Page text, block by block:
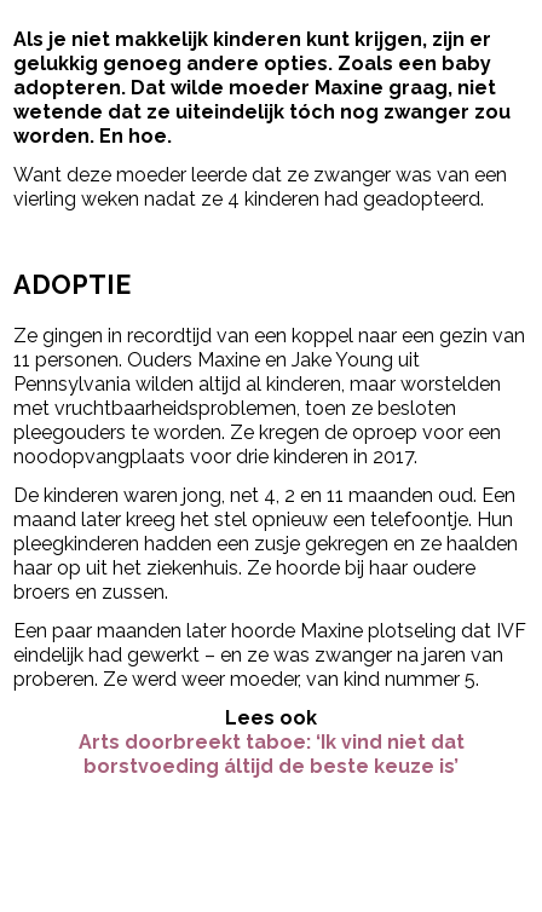
Als je niet makkelijk kinderen kunt krijgen, zijn er
gelukkig genoeg andere opties. Zoals een baby
adopteren. Dat wilde moeder Maxine graag, niet
wetende dat ze uiteindelijk tóch nog zwanger zou
worden. En hoe.
Want deze moeder leerde dat ze zwanger was van een
vierling weken nadat ze 4 kinderen had geadopteerd.
ADOPTIE
Ze gingen in recordtijd van een koppel naar een gezin van
11 personen. Ouders Maxine en Jake Young uit
Pennsylvania wilden altijd al kinderen, maar worstelden
met vruchtbaarheidsproblemen, toen ze besloten
pleegouders te worden. Ze kregen de oproep voor een
noodopvangplaats voor drie kinderen in 2017.
De kinderen waren jong, net 4, 2 en 11 maanden oud. Een
maand later kreeg het stel opnieuw een telefoontje. Hun
pleegkinderen hadden een zusje gekregen en ze haalden
haar op uit het ziekenhuis. Ze hoorde bij haar oudere
broers en zussen.
Een paar maanden later hoorde Maxine plotseling dat IVF
eindelijk had gewerkt – en ze was zwanger na jaren van
proberen. Ze werd weer moeder, van kind nummer 5.
Lees ook
Arts doorbreekt taboe: ‘Ik vind niet dat
borstvoeding áltijd de beste keuze is’